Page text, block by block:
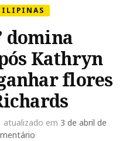
domina
Kathryn
flores
atualizado em 3 de abril de